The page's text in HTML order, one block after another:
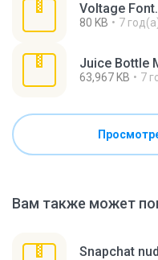
Voltage
80 KB 7
Juice Bottle
63,967 KB 7
Вам также может
Snapchat